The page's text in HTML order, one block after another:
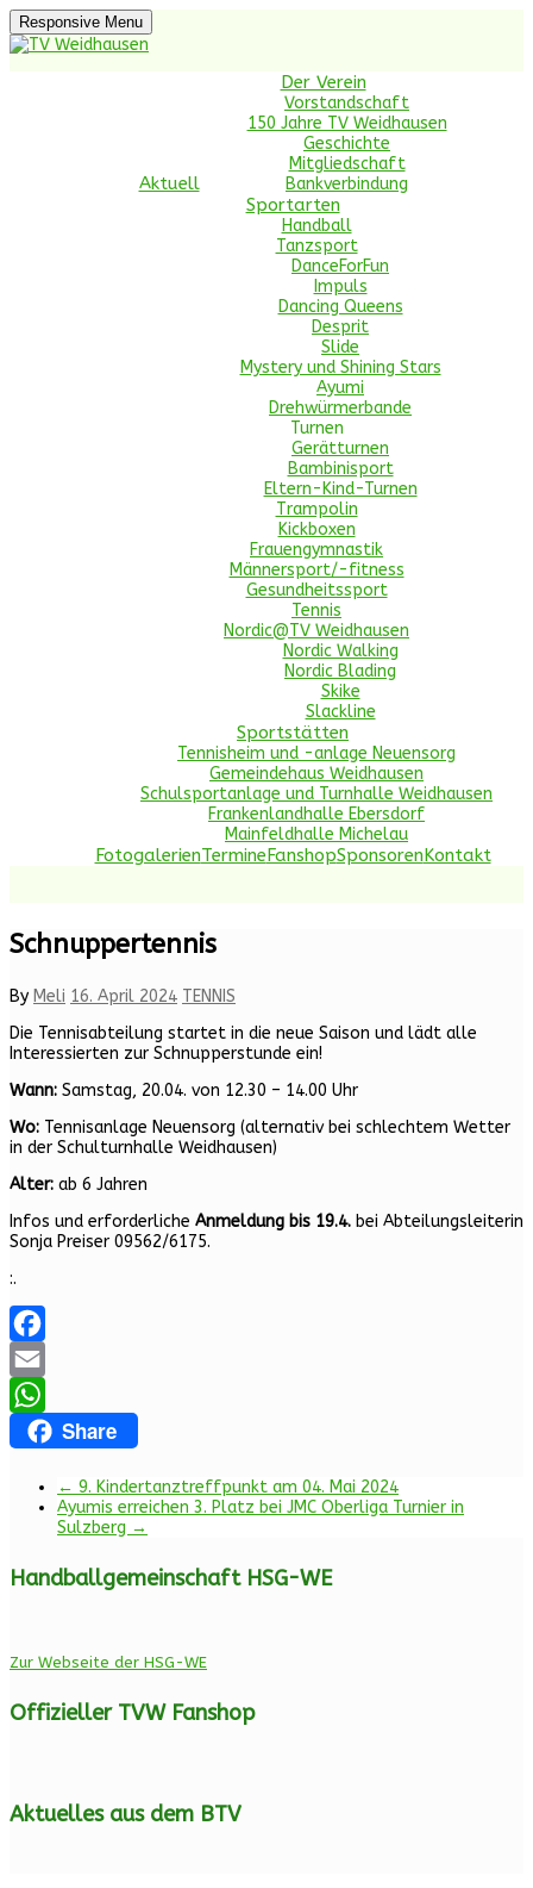
Skip
to
content
Responsive Menu
Handball, Turnen, Tanzen, Trampolin, Nordic
Aktuell
Der Verein
Vorstandschaft
150 Jahre TV Weidhausen
Geschichte
Mitgliedschaft
Bankverbindung
Sportarten
Handball
Tanzsport
DanceForFun
Impuls
Dancing Queens
Desprit
Slide
Mystery und Shining Stars
Ayumi
Drehwürmerbande
Turnen
Gerätturnen
Bambinisport
Eltern-Kind-Turnen
Trampolin
Kickboxen
Frauengymnastik
Männersport/-fitness
Gesundheitssport
Tennis
Nordic@TV Weidhausen
Nordic Walking
Nordic Blading
Skike
Slackline
Sportstätten
Tennisheim und -anlage Neuensorg
Gemeindehaus Weidhausen
Schulsportanlage und Turnhalle Weidhausen
Frankenlandhalle Ebersdorf
Mainfeldhalle Michelau
FotogalerienTermineFanshopSponsorenKontakt
Schnuppertennis
By Meli 16. April 2024 TENNIS
Die Tennisabteilung startet in die neue Saison und lädt alle
Interessierten zur Schnupperstunde ein!
Wann: Samstag, 20.04. von 12.30 – 14.00 Uhr
Wo: Tennisanlage Neuensorg (alternativ bei schlechtem Wetter
in der Schulturnhalle Weidhausen)
Alter: ab 6 Jahren
Infos und erforderliche Anmeldung bis 19.4. bei Abteilungsleiterin
Sonja Preiser 09562/6175.
:.
Facebook
Email
WhatsApp
Share
← 9. Kindertanztreffpunkt am 04. Mai 2024
Ayumis erreichen 3. Platz bei JMC Oberliga Turnier in
Sulzberg →
Handballgemeinschaft HSG-WE
Zur Webseite der HSG-WE
Offizieller TVW Fanshop
Aktuelles aus dem BTV